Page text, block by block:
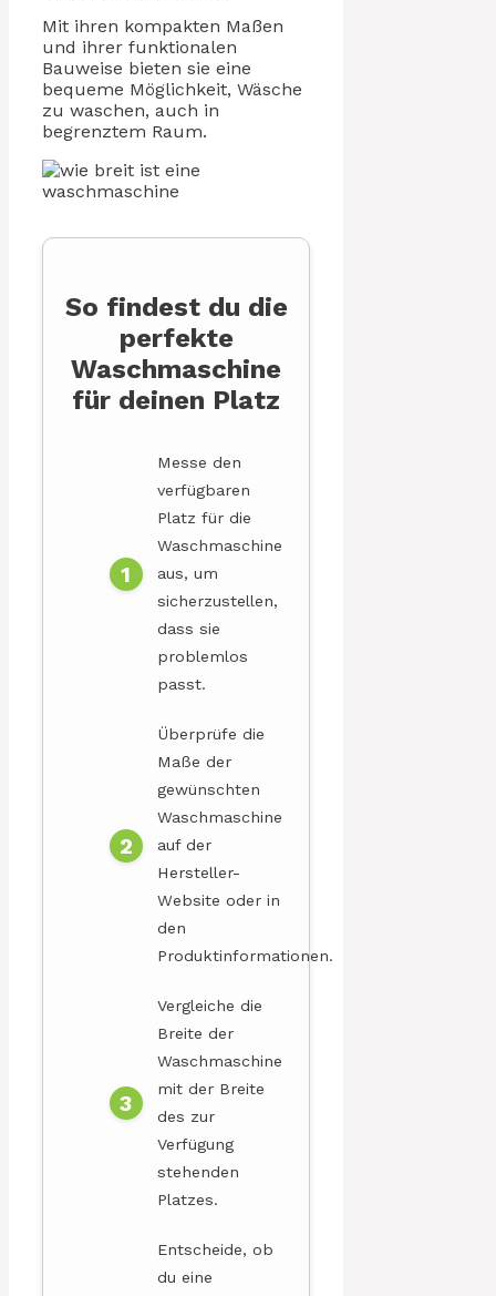
Mit ihren kompakten Maßen
und ihrer funktionalen
Bauweise bieten sie eine
bequeme Möglichkeit, Wäsche
zu waschen, auch in
begrenztem Raum.
So findest du die
perfekte
Waschmaschine
für deinen Platz
Messe den
verfügbaren
Platz für die
Waschmaschine
aus, um
sicherzustellen,
dass sie
problemlos
passt.
Überprüfe die
Maße der
gewünschten
Waschmaschine
auf der
Hersteller-
Website oder in
den
Produktinformationen.
Vergleiche die
Breite der
Waschmaschine
mit der Breite
des zur
Verfügung
stehenden
Platzes.
Entscheide, ob
du eine